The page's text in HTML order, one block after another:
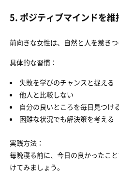
5. ポジティブマインドを維
前向きな女性は、自然と人を惹きつ
具体的な習慣：
失敗を学びのチャンスと捉える
他人と比較しない
自分の良いところを毎日見つけ
困難な状況でも解決策を考える
実践方法：
毎晩寝る前に、今日の良かったこ
けてみましょう。